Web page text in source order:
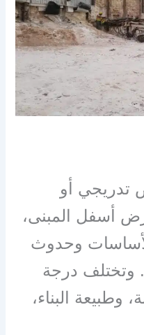
تدريجي أو
أسفل المبنى،
وحدوث
وتختلف درجة
وطبيعة البناء،